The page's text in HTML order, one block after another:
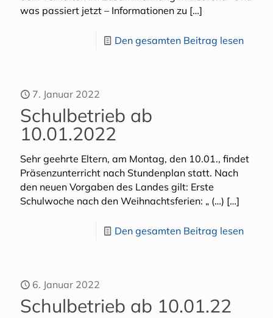
was passiert jetzt – Informationen zu […]
Den gesamten Beitrag lesen
7. Januar 2022
Schulbetrieb ab
10.01.2022
Sehr geehrte Eltern, am Montag, den 10.01., findet
Präsenzunterricht nach Stundenplan statt. Nach
den neuen Vorgaben des Landes gilt: Erste
Schulwoche nach den Weihnachtsferien: „ (…) […]
Den gesamten Beitrag lesen
6. Januar 2022
Schulbetrieb ab 10.01.22